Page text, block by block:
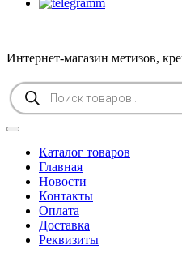
Интернет-магазин метизов,
Поиск
товаров
Каталог товаров
Главная
Новости
Контакты
Оплата
Доставка
Реквизиты